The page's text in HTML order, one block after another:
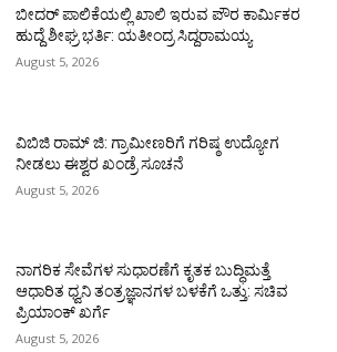
ಬೀದರ್ ಪಾಲಿಕೆಯಲ್ಲಿ ಖಾಲಿ ಇರುವ ಪೌರ ಕಾರ್ಮಿಕರ
ಹುದ್ದೆ ಶೀಘ್ರ ಭರ್ತಿ: ಯತೀಂದ್ರ ಸಿದ್ದರಾಮಯ್ಯ
August 5, 2026
ವಿಬಿಜಿ ರಾಮ್ ಜಿ: ಗ್ರಾಮೀಣರಿಗೆ ಗರಿಷ್ಠ ಉದ್ಯೋಗ
ನೀಡಲು ಈಶ್ವರ ಖಂಡ್ರೆ ಸೂಚನೆ
August 5, 2026
ನಾಗರಿಕ ಸೇವೆಗಳ ಸುಧಾರಣೆಗೆ ಕೃತಕ ಬುದ್ಧಿಮತ್ತೆ
ಆಧಾರಿತ ಧ್ವನಿ ತಂತ್ರಜ್ಞಾನಗಳ ಬಳಕೆಗೆ ಒತ್ತು: ಸಚಿವ
ಪ್ರಿಯಾಂಕ್ ಖರ್ಗೆ
August 5, 2026